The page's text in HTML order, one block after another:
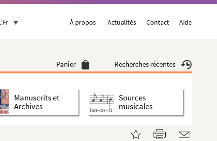
À propos Actualités Contact Aide
Panier Recherches récentes
Manuscrits et
Archives
Sources
musicales